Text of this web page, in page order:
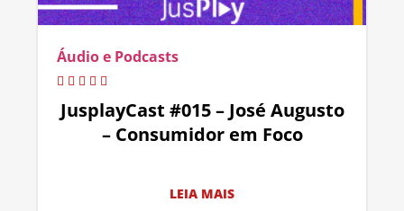
Áudio e Podcasts
JusplayCast #015 – José Augusto
– Consumidor em Foco
LEIA MAIS